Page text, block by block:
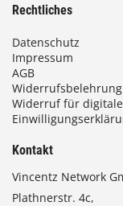
Rechtliches
Datenschutz
Impressum
AGB
Widerrufsbelehrung
Widerruf für
Kontakt
Vincentz Network
Plathnerstr. 4c,